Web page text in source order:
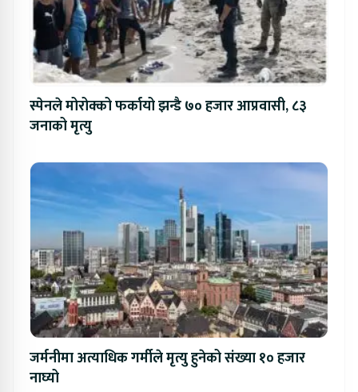
स्पेनले मोरोक्को फर्कायो झन्डै ७० हजार आप्रवासी, ८३
जनाको मृत्यु
जर्मनीमा अत्याधिक गर्मीले मृत्यु हुनेको संख्या १० हजार
नाघ्यो